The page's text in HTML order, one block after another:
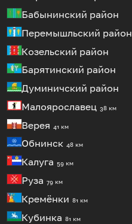
Бабынинский район
Перемышльский район
Козельский район
Барятинский район
Думиничский район
Малоярославец 38 км
Верея 41 км
Обнинск 48 км
Калуга 59 км
Руза 79 км
Кремёнки 81 км
Кубинка 81 км